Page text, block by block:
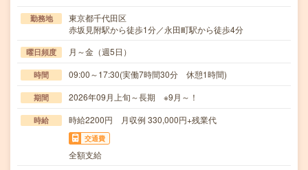
勤務地
東京都千代田区
赤坂見附駅から徒歩1分／永田町駅から徒歩4分
曜日頻度 月～金（週5日）
時間 09:00～17:30(実働7時間30分 休憩1時間)
期間 2026年09月上旬～長期 ※9月～！
時給 時給2200円 月収例 330,000円+残業代
交通費
全額支給